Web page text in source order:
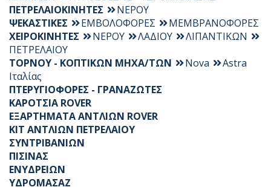
ΠΕΤΡΕΛΑΙΟΚΙΝΗΤΕΣ
ΝΕΡΟΥ
ΨΕΚΑΣΤΙΚΕΣ
ΕΜΒΟΛΟΦΟΡΕΣ
ΜΕΜΒΡΑΝΟΦΟΡΕΣ
ΧΕΙΡΟΚΙΝΗΤΕΣ
ΝΕΡΟΥ ΛΑΔΙΟΥ
ΛΙΠΑΝΤΙΚΩΝ
ΠΕΤΡΕΛΑΙΟΥ
ΤΟΡΝΟΥ - ΚΟΠΤΙΚΩΝ ΜΗΧΑ/ΤΩΝ
Nova
Astra
Ιταλίας
ΠΤΕΡΥΓΙΟΦΟΡΕΣ - ΓΡΑΝΑΖΩΤΕΣ
ΚΑΡΟΤΣΙΑ ROVER
ΕΞΑΡΤΗΜΑΤΑ ΑΝΤΛΙΩΝ ROVER
KIT ΑΝΤΛΙΩΝ ΠΕΤΡΕΛΑΙΟΥ
ΣΥΝΤΡΙΒΑΝΙΩΝ
ΠΙΣΙΝΑΣ
ΕΝΥΔΡΕΙΩΝ
ΥΔΡΟΜΑΣΑΖ